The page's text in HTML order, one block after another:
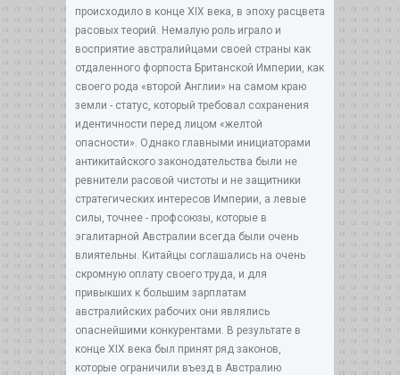
происходило в конце XIX века, в эпоху расцвета
расовых теорий. Немалую роль играло и
восприятие австралийцами своей страны как
отдаленного форпоста Британской Империи, как
своего рода «второй Англии» на самом краю
земли - статус, который требовал сохранения
идентичности перед лицом «желтой
опасности». Однако главными инициаторами
антикитайского законодательства были не
ревнители расовой чистоты и не защитники
стратегических интересов Империи, а левые
силы, точнее - профсоюзы, которые в
эгалитарной Австралии всегда были очень
влиятельны. Китайцы соглашались на очень
скромную оплату своего труда, и для
привыкших к большим зарплатам
австралийских рабочих они являлись
опаснейшими конкурентами. В результате в
конце XIX века был принят ряд законов,
которые ограничили въезд в Австралию